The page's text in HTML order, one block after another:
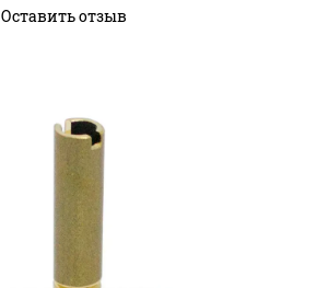
Оставить отзыв